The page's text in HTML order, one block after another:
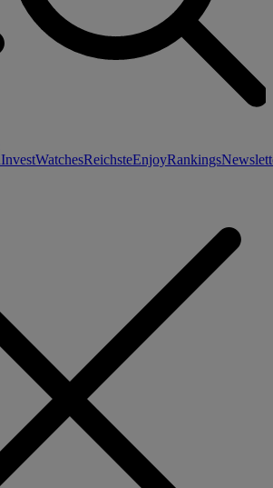
InvestWatchesReichsteEnjoyRankings